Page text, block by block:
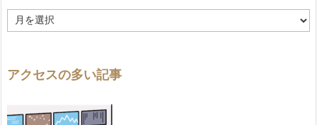
歴
アクセスの多い記事